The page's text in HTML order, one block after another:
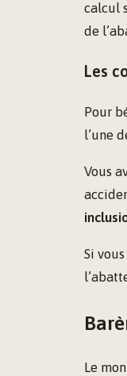
calcul
de
Les
Pour
l’une
Vous
Si
Le